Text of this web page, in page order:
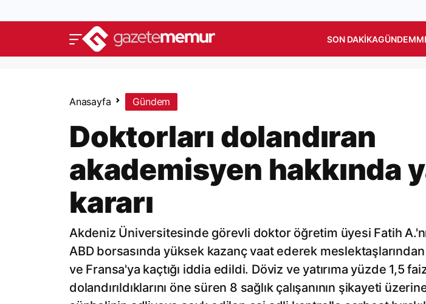
SON DAKIKAGÜNDEM
Anasayfa Gündem
Doktorları dolandıran
akademisyen hakkında
kararı
Akdeniz Üniversitesinde görevli doktor öğretim üyesi Fatih
ABD borsasında yüksek kazanç vaat ederek
ve Fransa'ya kaçtığı iddia edildi. Döviz ve yatırıma yüzde 1,5
dolandırıldıklarını öne süren 8 sağlık çalışanının şikayeti